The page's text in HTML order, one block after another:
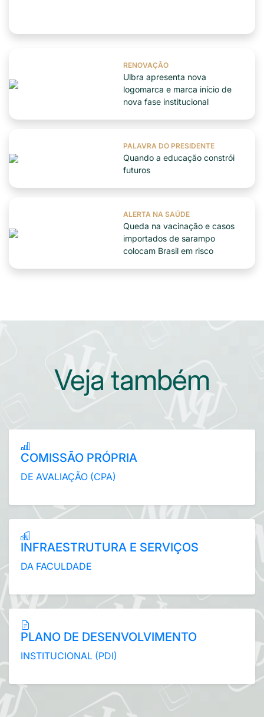
RENOVAÇÃO
Ulbra apresenta nova
logomarca e marca início de
nova fase institucional
PALAVRA DO PRESIDENTE
Quando a educação constrói
futuros
ALERTA NA SAÚDE
Queda na vacinação e casos
importados de sarampo
colocam Brasil em risco
Veja também
COMISSÃO PRÓPRIA
DE AVALIAÇÃO (CPA)
INFRAESTRUTURA E SERVIÇOS
DA FACULDADE
PLANO DE DESENVOLVIMENTO
INSTITUCIONAL (PDI)